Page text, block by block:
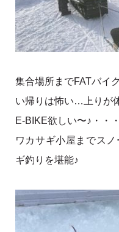
集合場所までFATバイ
い帰りは怖い…上りが
E-BIKE欲しい〜♪・・
ワカサギ小屋までス
ギ釣りを堪能♪